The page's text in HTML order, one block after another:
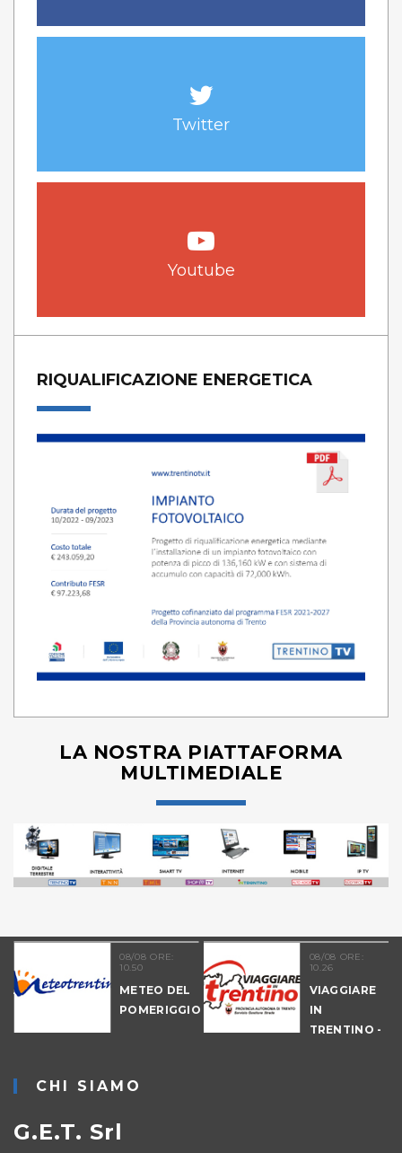
Twitter
Youtube
RIQUALIFICAZIONE ENERGETICA
LA NOSTRA PIATTAFORMA
MULTIMEDIALE
08/08 ORE:
10.50
METEO DEL
POMERIGGIO
08/08 ORE:
10.26
VIAGGIARE
IN
TRENTINO -
CHI SIAMO
G.E.T. Srl